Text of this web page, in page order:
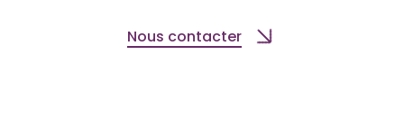
Nous contacter